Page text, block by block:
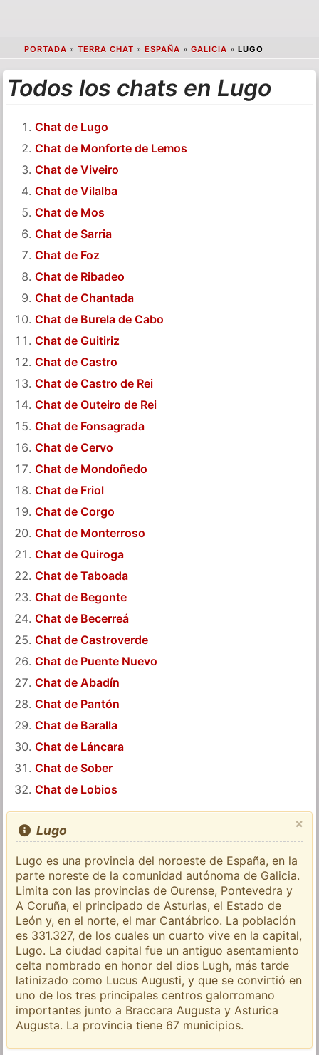
PORTADA » TERRA CHAT » ESPAÑA » GALICIA » LUGO
Todos los chats en Lugo
Chat de Lugo
Chat de Monforte de Lemos
Chat de Viveiro
Chat de Vilalba
Chat de Mos
Chat de Sarria
Chat de Foz
Chat de Ribadeo
Chat de Chantada
Chat de Burela de Cabo
Chat de Guitiriz
Chat de Castro
Chat de Castro de Rei
Chat de Outeiro de Rei
Chat de Fonsagrada
Chat de Cervo
Chat de Mondoñedo
Chat de Friol
Chat de Corgo
Chat de Monterroso
Chat de Quiroga
Chat de Taboada
Chat de Begonte
Chat de Becerreá
Chat de Castroverde
Chat de Puente Nuevo
Chat de Abadín
Chat de Pantón
Chat de Baralla
Chat de Láncara
Chat de Sober
Chat de Lobios
×
Lugo
Lugo es una provincia del noroeste de España, en la
parte noreste de la comunidad autónoma de Galicia.
Limita con las provincias de Ourense, Pontevedra y
A Coruña, el principado de Asturias, el Estado de
León y, en el norte, el mar Cantábrico. La población
es 331.327, de los cuales un cuarto vive en la capital,
Lugo. La ciudad capital fue un antiguo asentamiento
celta nombrado en honor del dios Lugh, más tarde
latinizado como Lucus Augusti, y que se convirtió en
uno de los tres principales centros galorromano
importantes junto a Braccara Augusta y Asturica
Augusta. La provincia tiene 67 municipios.